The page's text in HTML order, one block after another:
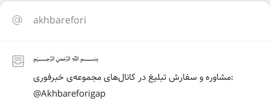
akhbarefori
﷽
مشاوره و سفارش تبلیغ در کانال‌های مجموعه‌ی خبرفوری:
@Akhbareforigap